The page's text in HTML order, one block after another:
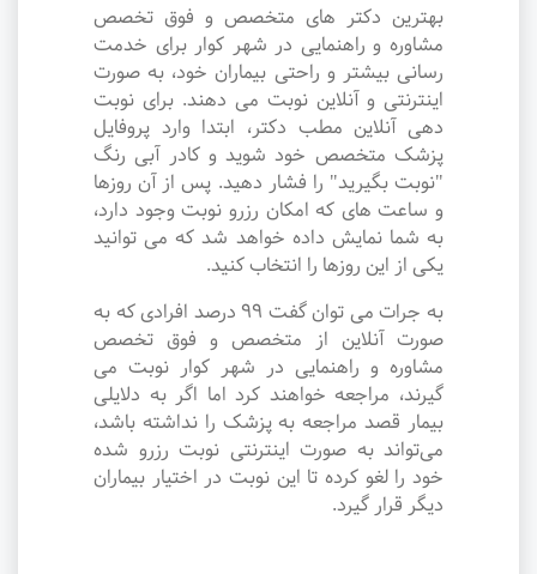
بهترین دکتر های متخصص و فوق تخصص
مشاوره و راهنمایی در شهر کوار برای خدمت
رسانی بیشتر و راحتی بیماران خود، به صورت
اینترنتی و آنلاین نوبت می دهند. برای نوبت
دهی آنلاین مطب دکتر، ابتدا وارد پروفایل
پزشک متخصص خود شوید و کادر آبی رنگ
"نوبت بگیرید" را فشار دهید. پس از آن روزها
و ساعت های که امکان رزرو نوبت وجود دارد،
به شما نمایش داده خواهد شد که می توانید
یکی از این روزها را انتخاب کنید.
به جرات می‌ توان گفت ۹۹ درصد افرادی که به
صورت آنلاین از متخصص و فوق تخصص
مشاوره و راهنمایی در شهر کوار نوبت می
گیرند، مراجعه خواهند کرد اما اگر به دلایلی
بیمار قصد مراجعه به پزشک را نداشته باشد،
می‌تواند به صورت اینترنتی نوبت رزرو شده
خود را لغو کرده تا این نوبت در اختیار بیماران
دیگر قرار گیرد.